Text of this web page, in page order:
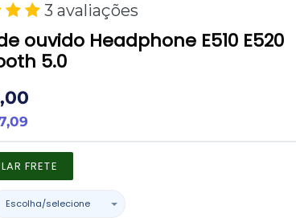
3 avaliações
ouvido Headphone E510 E520
5.0
FRETE